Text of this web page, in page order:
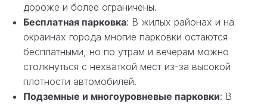
дороже и более ограничены.
Бесплатная парковка: В жилых районах и на
окраинах города многие парковки остаются
бесплатными, но по утрам и вечерам можно
столкнуться с нехваткой мест из-за высокой
плотности автомобилей.
Подземные и многоуровневые парковки: В